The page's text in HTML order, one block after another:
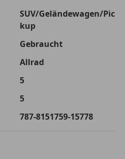
120 Monate
€ 26 500,-
€ 0,-
SUV/Geländewagen/Pic
kup
Gebraucht
Allrad
5
5
787-8151759-15778